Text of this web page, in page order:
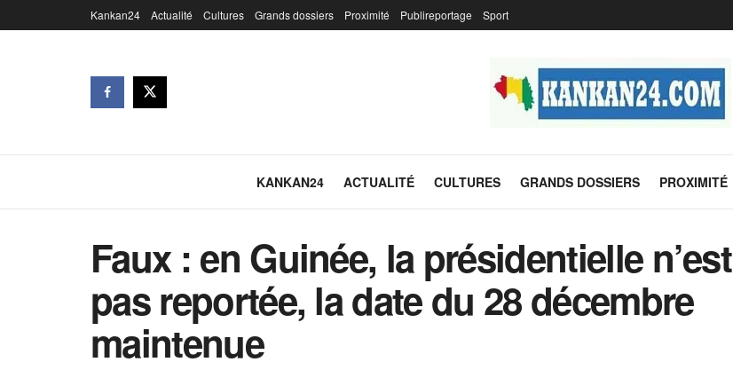
Kankan24 Actualité Cultures Grands dossiers Proximité Publireportage Sport
KANKAN24 ACTUALITÉ CULTURES GRANDS DOSSIERS PROXIMITÉ
Faux : en Guinée, la présidentielle n’est
pas reportée, la date du 28 décembre
maintenue